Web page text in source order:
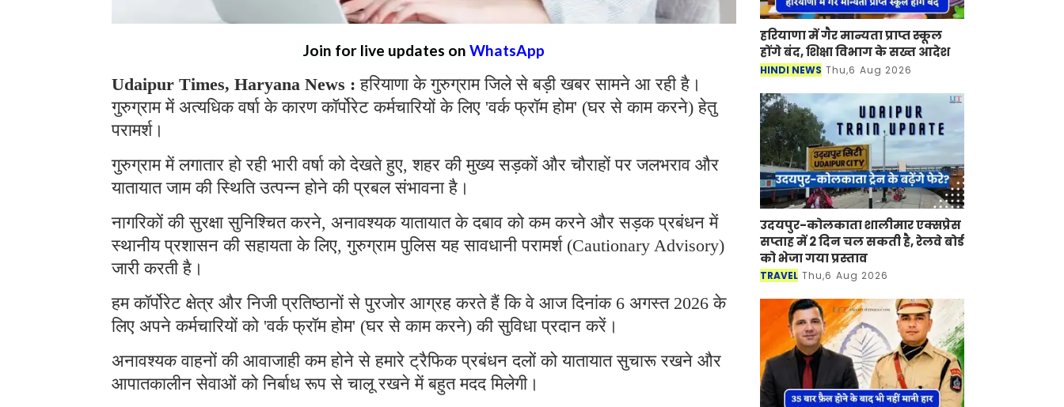
Join for live updates on WhatsApp
Udaipur Times, Haryana News : हरियाणा के गुरुग्राम जिले से बड़ी खबर सामने आ रही है।
गुरुग्राम में अत्यधिक वर्षा के कारण कॉर्पोरेट कर्मचारियों के लिए 'वर्क फ्रॉम होम' (घर से काम करने) हेतु
परामर्श।
गुरुग्राम में लगातार हो रही भारी वर्षा को देखते हुए, शहर की मुख्य सड़कों और चौराहों पर जलभराव और
यातायात जाम की स्थिति उत्पन्न होने की प्रबल संभावना है।
नागरिकों की सुरक्षा सुनिश्चित करने, अनावश्यक यातायात के दबाव को कम करने और सड़क प्रबंधन में
स्थानीय प्रशासन की सहायता के लिए, गुरुग्राम पुलिस यह सावधानी परामर्श (Cautionary Advisory)
जारी करती है।
हम कॉर्पोरेट क्षेत्र और निजी प्रतिष्ठानों से पुरजोर आग्रह करते हैं कि वे आज दिनांक 6 अगस्त 2026 के
लिए अपने कर्मचारियों को 'वर्क फ्रॉम होम' (घर से काम करने) की सुविधा प्रदान करें।
अनावश्यक वाहनों की आवाजाही कम होने से हमारे ट्रैफिक प्रबंधन दलों को यातायात सुचारू रखने और
आपातकालीन सेवाओं को निर्बाध रूप से चालू रखने में बहुत मदद मिलेगी।
हरियाणा में गैर मान्यता प्राप्त स्कूल
होंगे बंद, शिक्षा विभाग के सख्त आदेश
HINDI NEWS Thu,6 Aug 2026
उदयपुर-कोलकाता शालीमार एक्सप्रेस
सप्ताह में 2 दिन चल सकती है, रेलवे बोर्ड
को भेजा गया प्रस्ताव
TRAVEL Thu,6 Aug 2026